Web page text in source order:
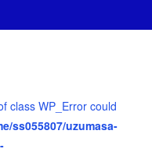
class WP_Error could
ss055807/uzumasa-